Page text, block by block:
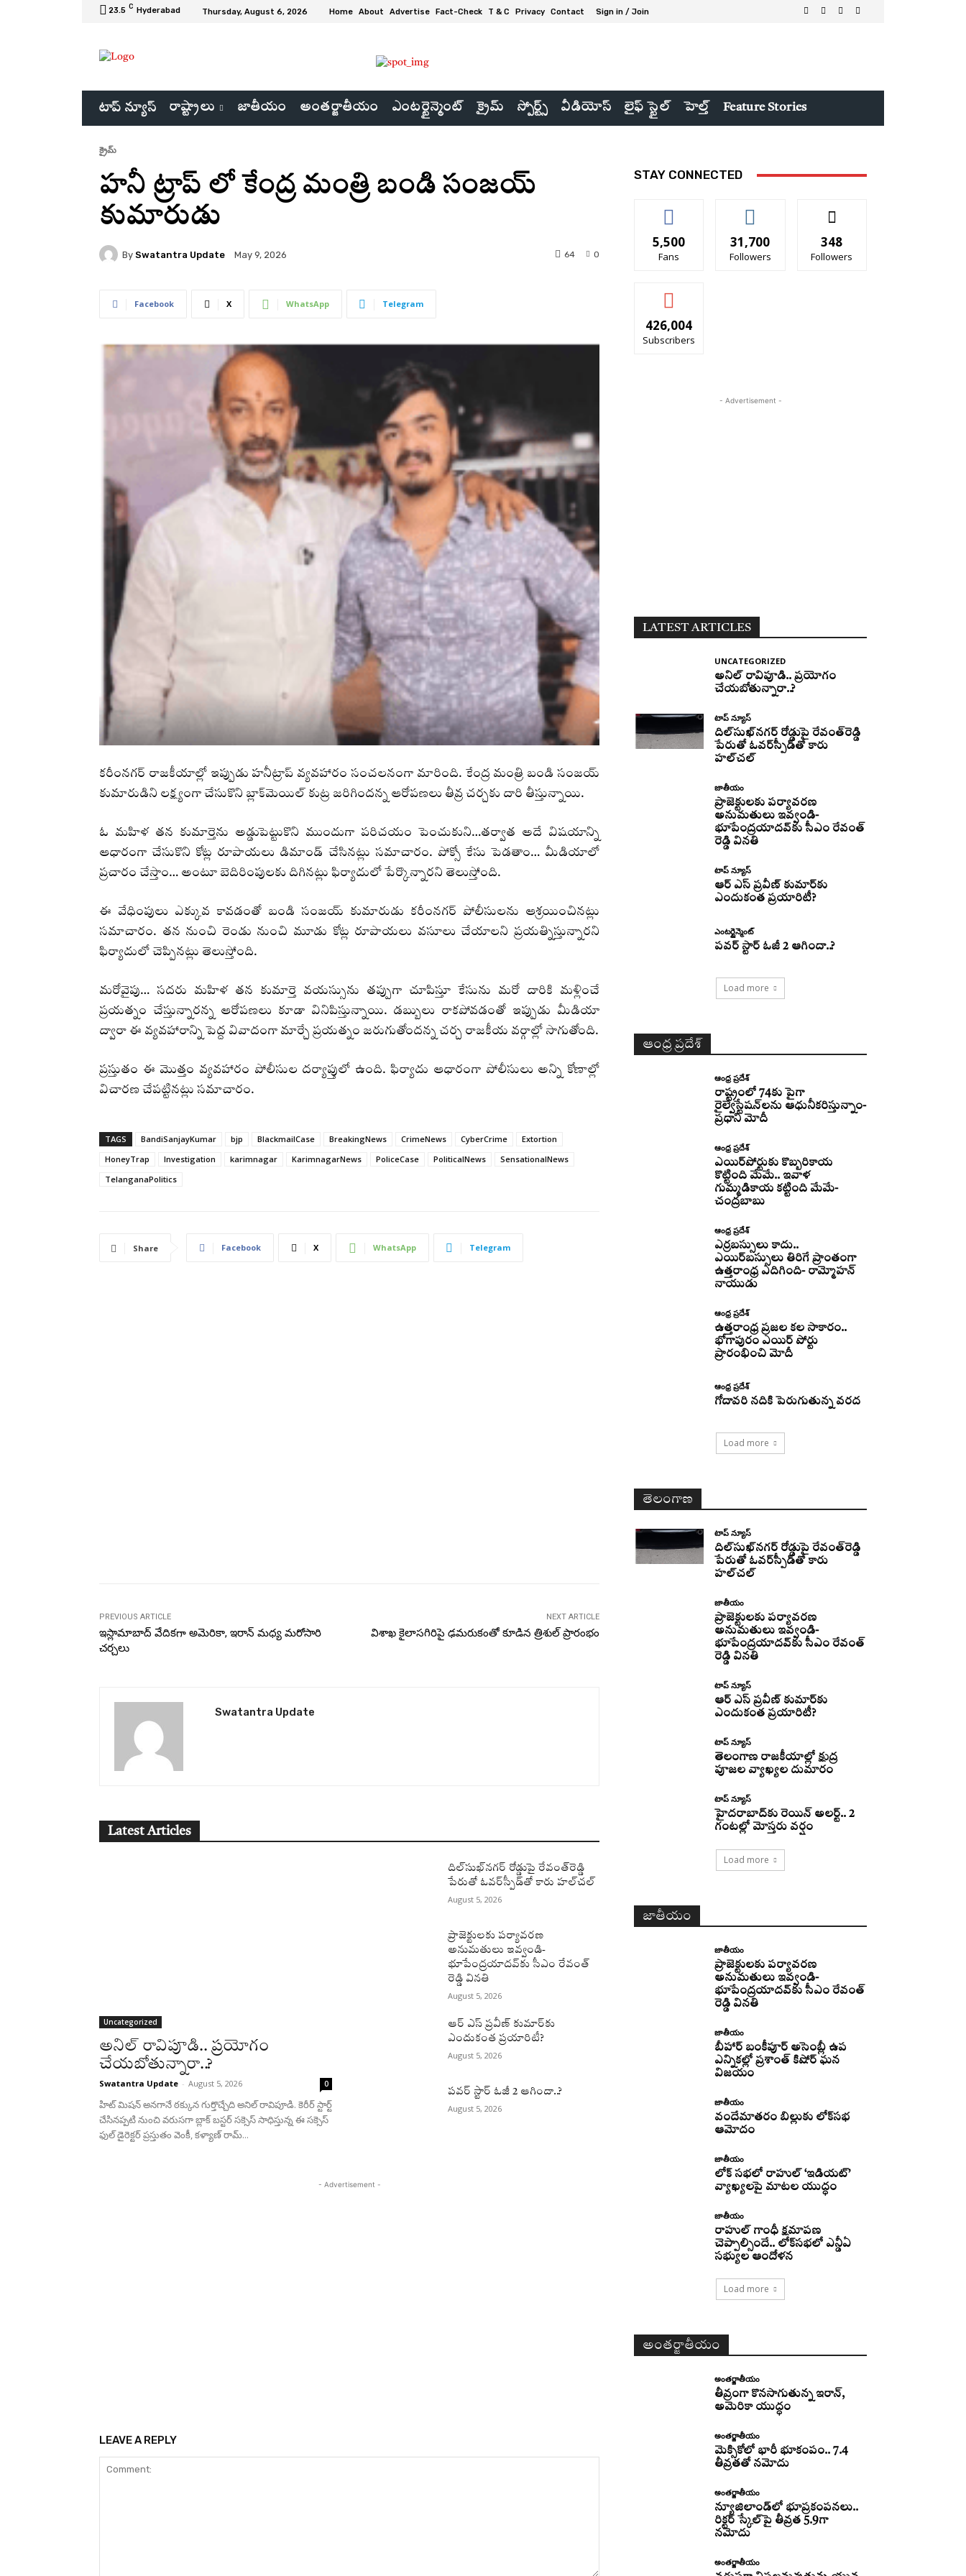
23.5 C Hyderabad Thursday, August 6, 2026 Home About Advertise Fact-Check T & C Privacy Contact Sign in / Join
టాప్ న్యూస్ రాష్ట్రాలు జాతీయం అంతర్జాతీయం ఎంటర్టైన్మెంట్ క్రైమ్ స్పోర్ట్స్ వీడియోస్ లైఫ్ స్టైల్ హెల్త్ Feature Stories
క్రైమ్
హనీ ట్రాప్ లో కేంద్ర మంత్రి బండి సంజయ్
కుమారుడు
By Swatantra Update May 9, 2026 0
64
Facebook X WhatsApp Telegram
కరీంనగర్ రాజకీయాల్లో ఇప్పుడు హనీట్రాప్ వ్యవహారం సంచలనంగా మారింది. కేంద్ర మంత్రి బండి సంజయ్
కుమారుడిని లక్ష్యంగా చేసుకొని బ్లాక్‌మెయిల్ కుట్ర జరిగిందన్న ఆరోపణలు తీవ్ర చర్చకు దారి తీస్తున్నాయి.
ఓ మహిళ తన కుమార్తెను అడ్డుపెట్టుకొని ముందుగా పరిచయం పెంచుకుని…తర్వాత అదే విషయాన్ని
ఆధారంగా చేసుకొని కోట్ల రూపాయలు డిమాండ్ చేసినట్లు సమాచారం. పోక్సో కేసు పెడతాం… మీడియాలో
ప్రచారం చేస్తాం… అంటూ బెదిరింపులకు దిగినట్లు ఫిర్యాదులో పేర్కొన్నారని తెలుస్తోంది.
ఈ వేధింపులు ఎక్కువ కావడంతో బండి సంజయ్ కుమారుడు కరీంనగర్ పోలీసులను ఆశ్రయించినట్లు
సమాచారం. తన నుంచి రెండు నుంచి మూడు కోట్ల రూపాయలు వసూలు చేయాలని ప్రయత్నిస్తున్నారని
ఫిర్యాదులో చెప్పినట్లు తెలుస్తోంది.
మరోవైపు… సదరు మహిళ తన కుమార్తె వయస్సును తప్పుగా చూపిస్తూ కేసును మరో దారికి మళ్లించే
ప్రయత్నం చేస్తున్నారన్న ఆరోపణలు కూడా వినిపిస్తున్నాయి. డబ్బులు రాకపోవడంతో ఇప్పుడు మీడియా
ద్వారా ఈ వ్యవహారాన్ని పెద్ద వివాదంగా మార్చే ప్రయత్నం జరుగుతోందన్న చర్చ రాజకీయ వర్గాల్లో సాగుతోంది.
ప్రస్తుతం ఈ మొత్తం వ్యవహారం పోలీసుల దర్యాప్తులో ఉంది. ఫిర్యాదు ఆధారంగా పోలీసులు అన్ని కోణాల్లో
విచారణ చేపట్టినట్లు సమాచారం.
TAGS BandiSanjayKumar bjp BlackmailCase BreakingNews CrimeNews CyberCrime
Extortion
HoneyTrap
Investigation karimnagar KarimnagarNews PoliceCase PoliticalNews
SensationalNews
TelanganaPolitics
Share Facebook X WhatsApp Telegram
PREVIOUS ARTICLE
ఇస్లామాబాద్ వేదికగా అమెరికా, ఇరాన్ మధ్య మరోసారి
చర్చలు
NEXT ARTICLE
విశాఖ కైలాసగిరిపై ఢమరుకంతో కూడిన త్రిశుల్ ప్రారంభం
Swatantra Update
Latest Articles
Uncategorized
అనిల్ రావిపూడి.. ప్రయోగం
చేయబోతున్నారా..?
Swatantra Update - August 5, 2026 0
హిట్ మిషన్ అనగానే ఠక్కున గుర్తొచ్చేది అనిల్ రావిపూడి. కెరీర్ స్టార్ట్
చేసినప్పటి నుంచి వరుసగా బ్లాక్ బస్టర్ సక్సెస్ సాధిస్తున్న ఈ సక్సెస్
ఫుల్ డైరెక్టర్ ప్రస్తుతం వెంకీ, కళ్యాణ్ రామ్...
దిల్‌సుఖ్‌నగర్‌ రోడ్డుపై రేవంత్‌రెడ్డి
పేరుతో ఓవర్‌స్పీడ్‌తో కారు హల్‌చల్‌
August 5, 2026
ప్రాజెక్టులకు పర్యావరణ
అనుమతులు ఇవ్వండి-
భూపేంద్రయాదవ్‌కు సీఎం రేవంత్‌
రెడ్డి వినతి
August 5, 2026
ఆర్ ఎస్ ప్రవీణ్ కుమార్‌కు
ఎందుకంత ప్రయారిటీ?
August 5, 2026
పవర్ స్టార్ ఓజీ 2 ఆగిందా..?
August 5, 2026
- Advertisement -
LEAVE A REPLY
STAY CONNECTED
5,500
Fans
31,700
Followers
348
Followers
426,004
Subscribers
- Advertisement -
LATEST ARTICLES
UNCATEGORIZED
అనిల్ రావిపూడి.. ప్రయోగం
చేయబోతున్నారా..?
టాప్ న్యూస్
దిల్‌సుఖ్‌నగర్‌ రోడ్డుపై రేవంత్‌రెడ్డి
పేరుతో ఓవర్‌స్పీడ్‌తో కారు
హల్‌చల్‌
జాతీయం
ప్రాజెక్టులకు పర్యావరణ
అనుమతులు ఇవ్వండి-
భూపేంద్రయాదవ్‌కు సీఎం రేవంత్‌
రెడ్డి వినతి
టాప్ న్యూస్
ఆర్ ఎస్ ప్రవీణ్ కుమార్‌కు
ఎందుకంత ప్రయారిటీ?
ఎంటర్టైన్మెంట్
పవర్ స్టార్ ఓజీ 2 ఆగిందా..?
Load more
ఆంధ్ర ప్రదేశ్
ఆంధ్ర ప్రదేశ్
రాష్ట్రంలో 74కు పైగా
రైల్వేస్టేషన్‌లను ఆధునీకరిస్తున్నాం-
ప్రధాని మోదీ
ఆంధ్ర ప్రదేశ్
ఎయిర్‌పోర్టుకు కొబ్బరికాయ
కొట్టింది మేమే.. ఇవాళ
గుమ్మడికాయ కట్టింది మేమే-
చంద్రబాబు
ఆంధ్ర ప్రదేశ్
ఎర్రబస్సులు కాదు..
ఎయిర్‌బస్సులు తిరిగే ప్రాంతంగా
ఉత్తరాంధ్ర ఎదిగింది- రామ్మోహన్
నాయుడు
ఆంధ్ర ప్రదేశ్
ఉత్తరాంధ్ర ప్రజల కల సాకారం..
భోగాపురం ఎయిర్ పోర్టు
ప్రారంభించి మోదీ
ఆంధ్ర ప్రదేశ్
గోదావరి నదికి పెరుగుతున్న వరద
Load more
తెలంగాణ
టాప్ న్యూస్
దిల్‌సుఖ్‌నగర్‌ రోడ్డుపై రేవంత్‌రెడ్డి
పేరుతో ఓవర్‌స్పీడ్‌తో కారు
హల్‌చల్‌
జాతీయం
ప్రాజెక్టులకు పర్యావరణ
అనుమతులు ఇవ్వండి-
భూపేంద్రయాదవ్‌కు సీఎం రేవంత్‌
రెడ్డి వినతి
టాప్ న్యూస్
ఆర్ ఎస్ ప్రవీణ్ కుమార్‌కు
ఎందుకంత ప్రయారిటీ?
టాప్ న్యూస్
తెలంగాణ రాజకీయాల్లో క్షుద్ర
పూజల వ్యాఖ్యల దుమారం
టాప్ న్యూస్
హైదరాబాద్‌కు రెయిన్‌ అలర్ట్.. 2
గంటల్లో మోస్తరు వర్షం
Load more
జాతీయం
జాతీయం
ప్రాజెక్టులకు పర్యావరణ
అనుమతులు ఇవ్వండి-
భూపేంద్రయాదవ్‌కు సీఎం రేవంత్‌
రెడ్డి వినతి
జాతీయం
బీహార్ బంకీపూర్ అసెంబ్లీ ఉప
ఎన్నికల్లో ప్రశాంత్ కిషోర్ ఘన
విజయం
జాతీయం
వందేమాతరం బిల్లుకు లోక్‌సభ
ఆమోదం
జాతీయం
లోక్ సభలో రాహుల్ ‘ఇడియట్’
వ్యాఖ్యలపై మాటల యుద్ధం
జాతీయం
రాహుల్‌ గాంధీ క్షమాపణ
చెప్పాల్సిందే.. లోక్‌సభలో ఎన్డీఏ
సభ్యుల ఆందోళన
Load more
అంతర్జాతీయం
అంతర్జాతీయం
తీవ్రంగా కొనసాగుతున్న ఇరాన్‌,
అమెరికా యుద్ధం
అంతర్జాతీయం
మెక్సికోలో భారీ భూకంపం.. 7.4
తీవ్రతతో నమోదు
అంతర్జాతీయం
న్యూజిలాండ్‌లో భూప్రకంపనలు..
రిక్టర్‌ స్కేల్‌పై తీవ్రత 5.9గా
నమోదు
అంతర్జాతీయం